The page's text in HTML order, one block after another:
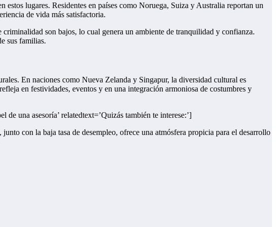
estos lugares. Residentes en países como Noruega, Suiza y Australia reportan un
de vida más satisfactoria.
son bajos, lo cual genera un ambiente de tranquilidad y confianza.
sus familias.
En naciones como Nueva Zelanda y Singapur, la diversidad cultural es
en festividades, eventos y en una integración armoniosa de costumbres y
una asesoría’ relatedtext=’Quizás también te interese:’]
con la baja tasa de desempleo, ofrece una atmósfera propicia para el desarrollo